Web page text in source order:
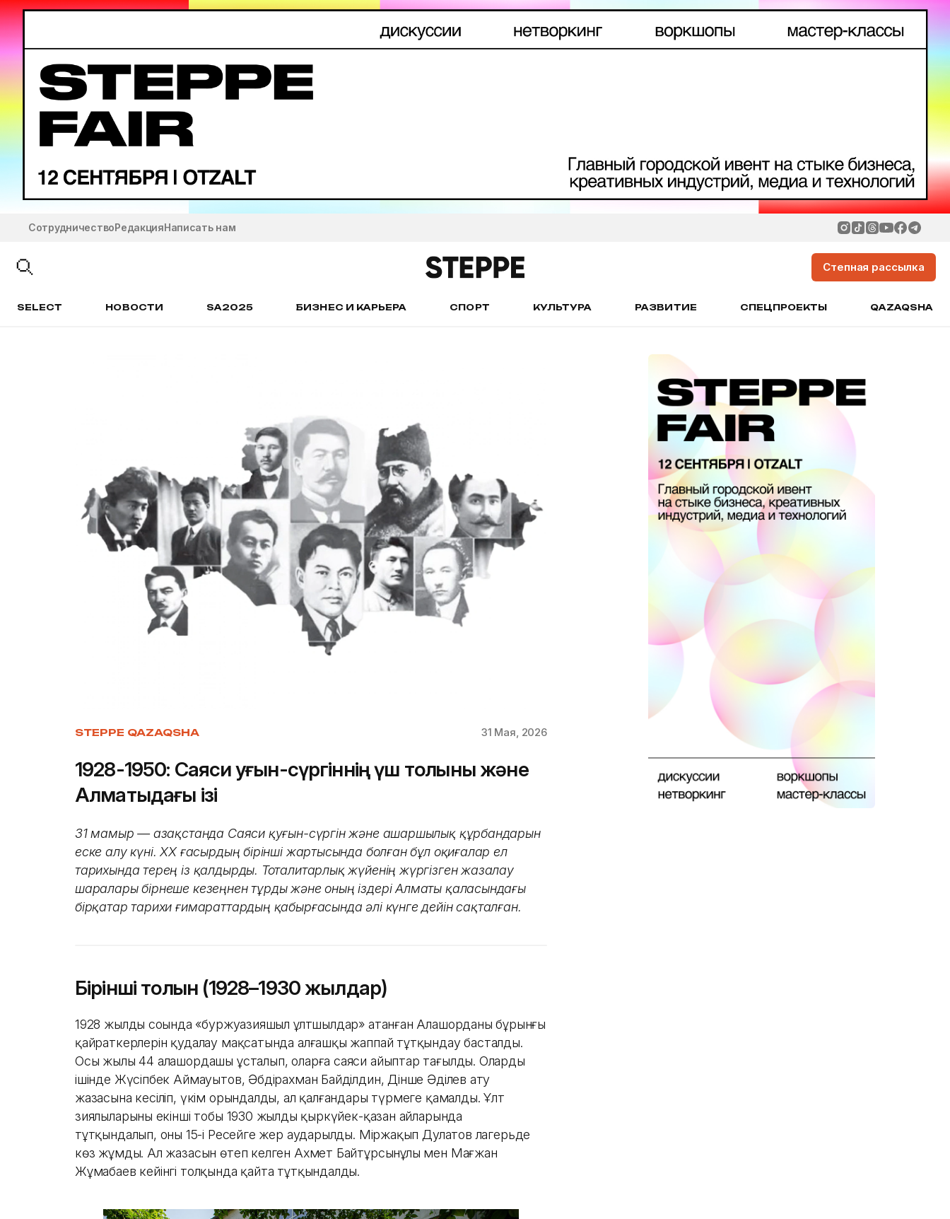
СотрудничествоРедакцияНаписать нам
Степная рассылка
SELECT НОВОСТИ SA2025 БИЗНЕС И КАРЬЕРА СПОРТ КУЛЬТУРА РАЗВИТИЕ СПЕЦПРОЕКТЫ QAZAQSHA
STEPPE QAZAQSHA 31 Мая, 2026
1928-1950: Саяси қуғын-сүргіннің үш толқыны және
Алматыдағы ізі
31 мамыр — Қазақстанда Саяси қуғын-сүргін және ашаршылық құрбандарын
еске алу күні. ХХ ғасырдың бірінші жартысында болған бұл оқиғалар ел
тарихында терең із қалдырды. Тоталитарлық жүйенің жүргізген жазалау
шаралары бірнеше кезеңнен тұрды және оның іздері Алматы қаласындағы
бірқатар тарихи ғимараттардың қабырғасында әлі күнге дейін сақталған.
Бірінші толқын (1928–1930 жылдар)
1928 жылдың соңында «буржуазияшыл ұлтшылдар» атанған Алашорданың бұрынғы
қайраткерлерін қудалау мақсатында алғашқы жаппай тұтқындау басталды.
Осы жылы 44 алашордашы ұсталып, оларға саяси айыптар тағылды. Олардың
ішінде Жүсіпбек Аймауытов, Әбдірахман Байділдин, Дінше Әділев ату
жазасына кесіліп, үкім орындалды, ал қалғандары түрмеге қамалды. Ұлт
зиялыларының екінші тобы 1930 жылдың қыркүйек-қазан айларында
тұтқындалып, оның 15-і Ресейге жер аударылды. Міржақып Дулатов лагерьде
көз жұмды. Ал жазасын өтеп келген Ахмет Байтұрсынұлы мен Мағжан
Жұмабаев кейінгі толқында қайта тұтқындалды.